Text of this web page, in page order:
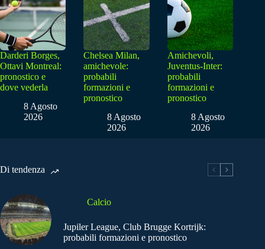
Darderi Borges,
Ottavi Montreal:
pronostico e
dove vederla
8 Agosto
2026
Chelsea Milan,
amichevole:
probabili
formazioni e
pronostico
8 Agosto
2026
Amichevoli,
Juventus-Inter:
probabili
formazioni e
pronostico
8 Agosto
2026
Di tendenza
Calcio
Jupiler League, Club Brugge Kortrijk:
probabili formazioni e pronostico